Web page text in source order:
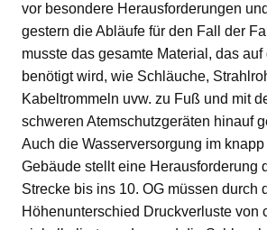
vor besondere Herausforderungen
gestern die Abläufe für den Fall der
musste das gesamte Material, das
benötigt wird, wie Schläuche,
Kabeltrommeln uvw. zu Fuß und mit
schweren Atemschutzgeräten hinauf
Auch die Wasserversorgung im
Gebäude stellt eine Herausforderung
Strecke bis ins 10. OG müssen durch
Höhenunterschied Druckverluste von